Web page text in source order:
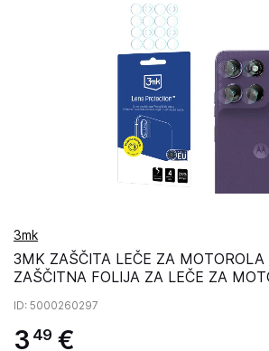
3mk
3MK ZAŠČITA LEČE ZA
ZAŠČITNA FOLIJA ZA LEČE ZA
ID: 5000260297
3 49 €